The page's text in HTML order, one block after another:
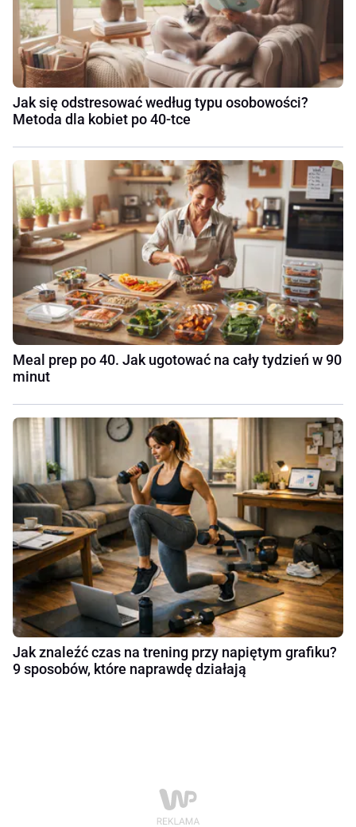
Jak się odstresować według typu osobowości?
Metoda dla kobiet po 40-tce
Meal prep po 40. Jak ugotować na cały tydzień w 90
minut
Jak znaleźć czas na trening przy napiętym grafiku?
9 sposobów, które naprawdę działają